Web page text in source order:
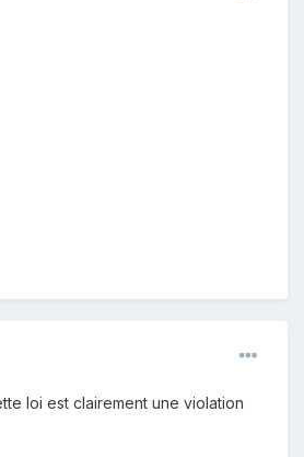
loi est clairement une violation